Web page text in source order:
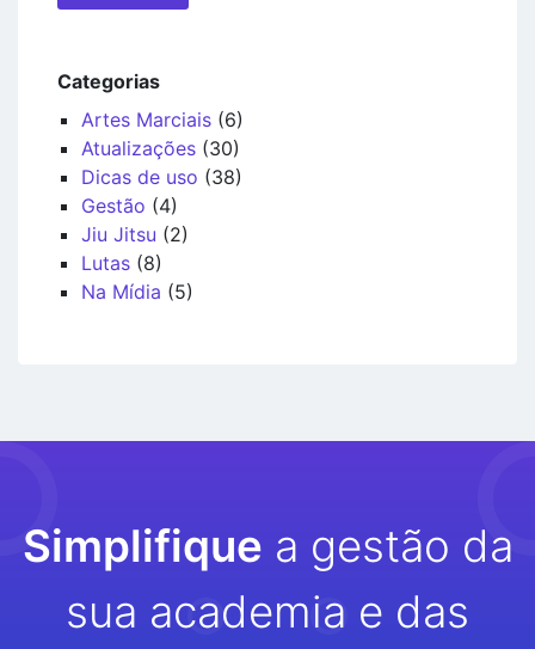
Categorias
Artes Marciais (6)
Atualizações (30)
Dicas de uso (38)
Gestão (4)
Jiu Jitsu (2)
Lutas (8)
Na Mídia (5)
Simplifique a gestão da
sua academia e das